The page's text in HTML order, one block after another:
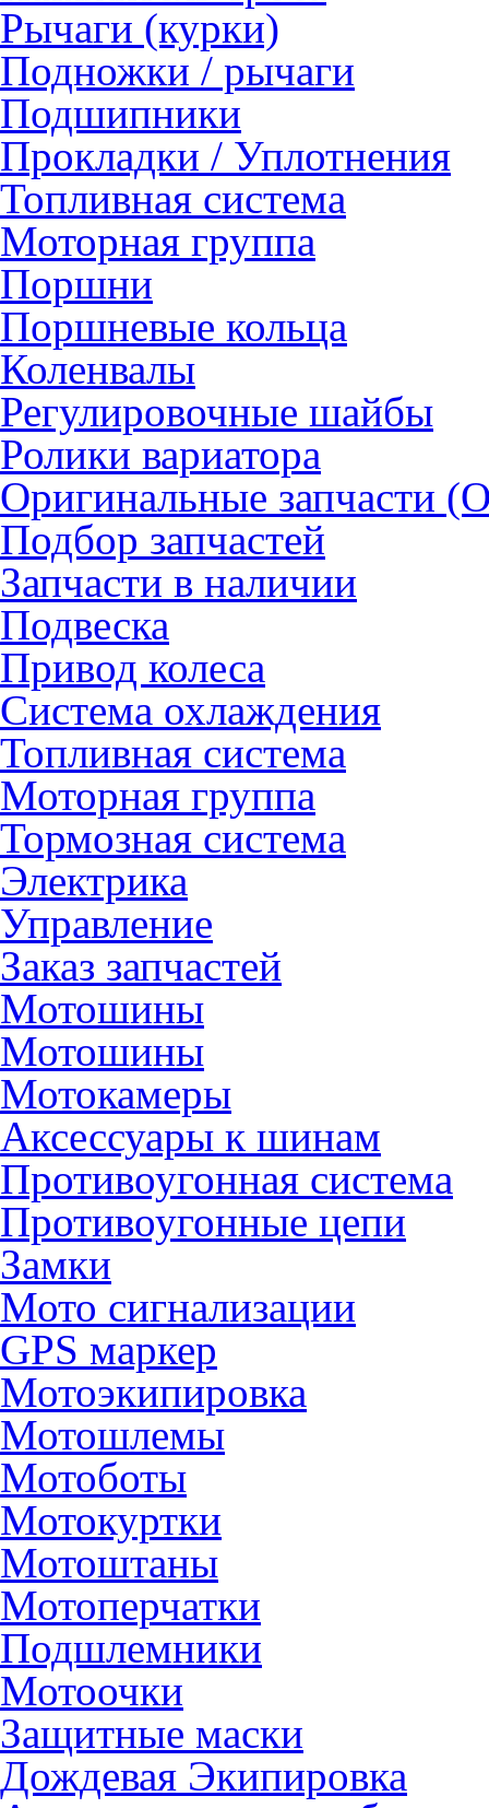
Рычаги (курки)
Подножки / рычаги
Подшипники
Прокладки / Уплотнения
Топливная система
Моторная группа
Поршни
Поршневые кольца
Коленвалы
Регулировочные шайбы
Ролики вариатора
Оригинальные запчасти
Подбор запчастей
Запчасти в наличии
Подвеска
Привод колеса
Система охлаждения
Топливная система
Моторная группа
Тормозная система
Электрика
Управление
Заказ запчастей
Мотошины
Мотошины
Мотокамеры
Аксессуары к шинам
Противоугонная система
Противоугонные цепи
Замки
Мото сигнализации
GPS маркер
Мотоэкипировка
Мотошлемы
Мотоботы
Мотокуртки
Мотоштаны
Мотоперчатки
Подшлемники
Мотоочки
Защитные маски
Дождевая Экипировка